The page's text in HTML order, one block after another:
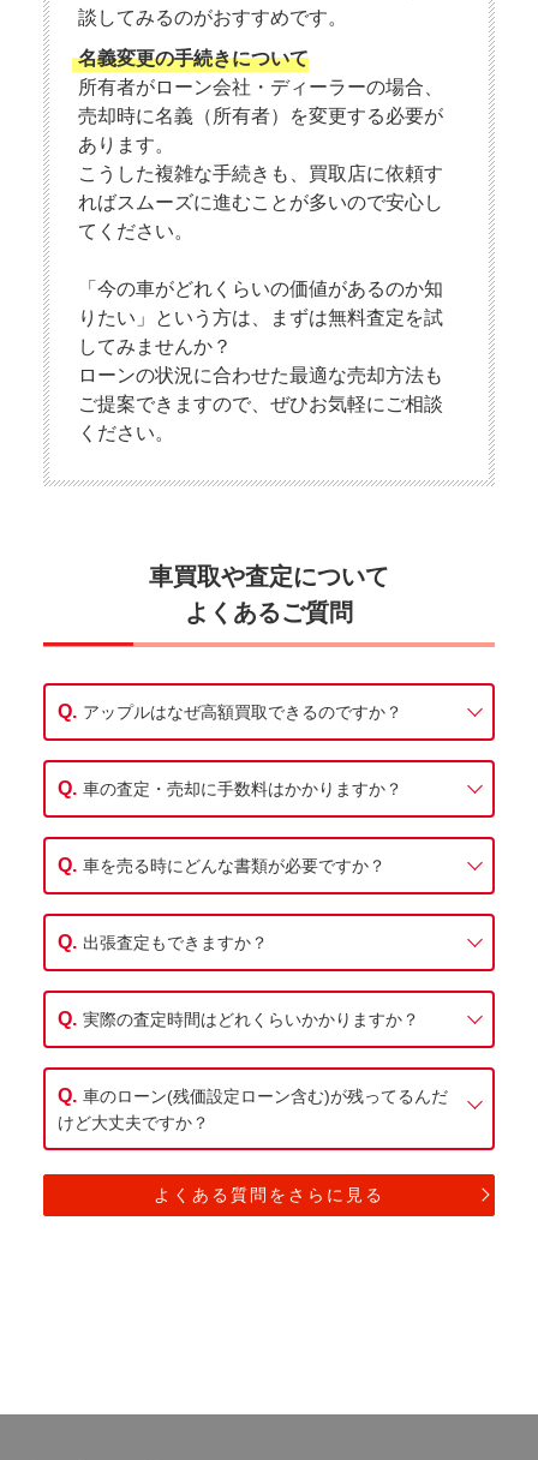
談してみるのがおすすめです。
名義変更の手続きについて
所有者がローン会社・ディーラーの場合、
売却時に名義（所有者）を変更する必要が
あります。
こうした複雑な手続きも、買取店に依頼す
ればスムーズに進むことが多いので安心し
てください。
「今の車がどれくらいの価値があるのか知
りたい」という方は、まずは無料査定を試
してみませんか？
ローンの状況に合わせた最適な売却方法も
ご提案できますので、ぜひお気軽にご相談
ください。
車買取や査定について
よくあるご質問
アップルはなぜ高額買取できるのですか？
車の査定・売却に手数料はかかりますか？
車を売る時にどんな書類が必要ですか？
出張査定もできますか？
実際の査定時間はどれくらいかかりますか？
車のローン(残価設定ローン含む)が残ってるんだ
けど大丈夫ですか？
よくある質問をさらに見る